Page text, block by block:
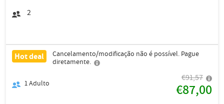
2
Hot deal
Cancelamento/modificação não é possível. Pague
diretamente.
1Adulto
€91,57
€87,00